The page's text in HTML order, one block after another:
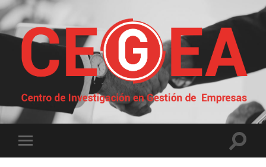
Centro
de
Investigación
Empresas
Alternar
el